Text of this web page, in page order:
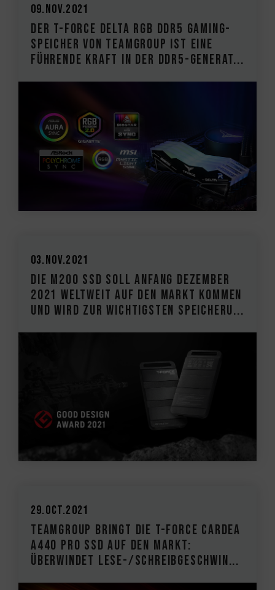
09.Nov.2021
Der T-FORCE DELTA RGB DDR5 Gaming-
Speicher von TEAMGROUP ist eine
führende Kraft in der DDR5-Generat...
03.Nov.2021
Die M200 SSD soll Anfang Dezember
2021 weltweit auf den Markt kommen
und wird zur wichtigsten Speicheru...
29.Oct.2021
TEAMGROUP bringt die T-FORCE CARDEA
A440 PRO SSD auf den Markt:
Überwindet Lese-/Schreibgeschwin...